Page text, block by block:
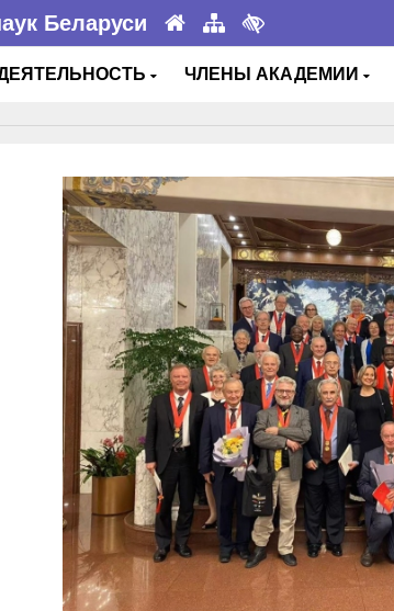
Беларуси
ЧЛЕНЫ АКАДЕМИИ